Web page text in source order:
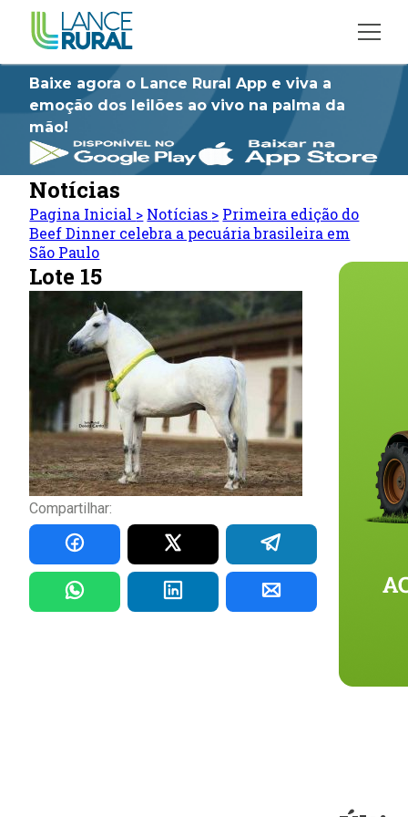
Baixe agora o Lance Rural App e viva a
emoção dos leilões ao vivo na palma da
mão!
Notícias
Pagina Inicial > Notícias > Primeira edição do
Beef Dinner celebra a pecuária brasileira em
São Paulo
Lote 15
Compartilhar: